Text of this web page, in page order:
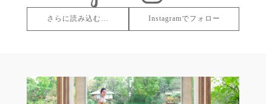
さらに読み込む… Instagramでフォロー